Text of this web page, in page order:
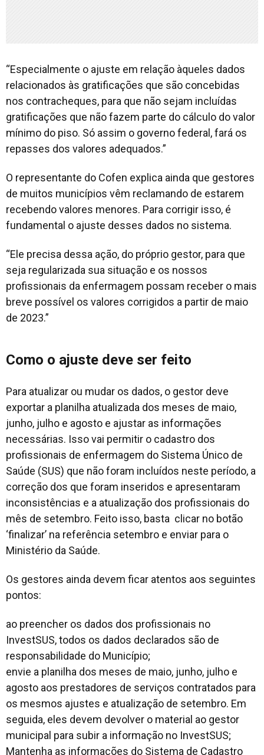
“Especialmente o ajuste em relação àqueles dados
relacionados às gratificações que são concebidas
nos contracheques, para que não sejam incluídas
gratificações que não fazem parte do cálculo do valor
mínimo do piso. Só assim o governo federal, fará os
repasses dos valores adequados.”
O representante do Cofen explica ainda que gestores
de muitos municípios vêm reclamando de estarem
recebendo valores menores. Para corrigir isso, é
fundamental o ajuste desses dados no sistema.
“Ele precisa dessa ação, do próprio gestor, para que
seja regularizada sua situação e os nossos
profissionais da enfermagem possam receber o mais
breve possível os valores corrigidos a partir de maio
de 2023.”
Como o ajuste deve ser feito
Para atualizar ou mudar os dados, o gestor deve
exportar a planilha atualizada dos meses de maio,
junho, julho e agosto e ajustar as informações
necessárias. Isso vai permitir o cadastro dos
profissionais de enfermagem do Sistema Único de
Saúde (SUS) que não foram incluídos neste período, a
correção dos que foram inseridos e apresentaram
inconsistências e a atualização dos profissionais do
mês de setembro. Feito isso, basta clicar no botão
‘finalizar’ na referência setembro e enviar para o
Ministério da Saúde.
Os gestores ainda devem ficar atentos aos seguintes
pontos:
ao preencher os dados dos profissionais no
InvestSUS, todos os dados declarados são de
responsabilidade do Município;
envie a planilha dos meses de maio, junho, julho e
agosto aos prestadores de serviços contratados para
os mesmos ajustes e atualização de setembro. Em
seguida, eles devem devolver o material ao gestor
municipal para subir a informação no InvestSUS;
Mantenha as informações do Sistema de Cadastro